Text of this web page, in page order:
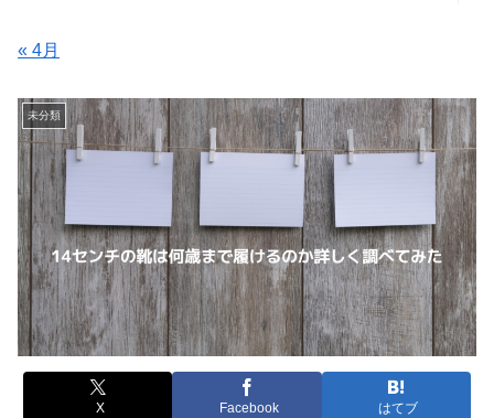
« 4月
未分類
X Facebook はてブ